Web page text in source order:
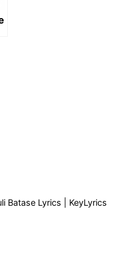
Batase Lyrics | KeyLyrics